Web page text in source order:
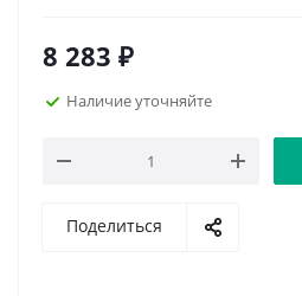
8 283 ₽
Наличие уточняйте
Поделиться